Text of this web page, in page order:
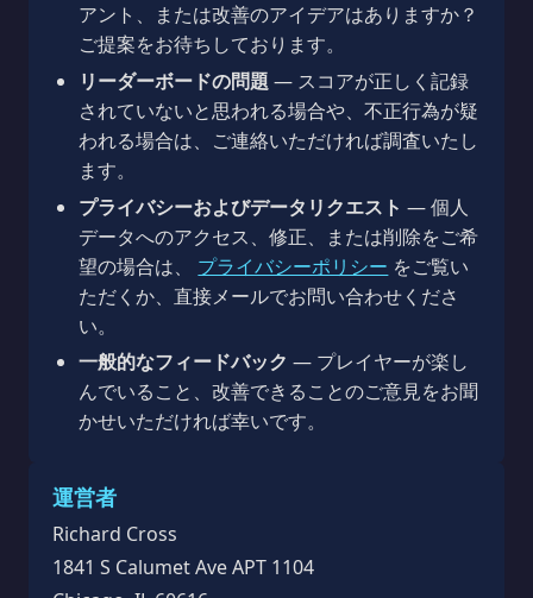
アント、または改善のアイデアはありますか？
ご提案をお待ちしております。
リーダーボードの問題 — スコアが正しく記録
されていないと思われる場合や、不正行為が疑
われる場合は、ご連絡いただければ調査いたし
ます。
プライバシーおよびデータリクエスト — 個人
データへのアクセス、修正、または削除をご希
望の場合は、 プライバシーポリシー をご覧い
ただくか、直接メールでお問い合わせくださ
い。
一般的なフィードバック — プレイヤーが楽し
んでいること、改善できることのご意見をお聞
かせいただければ幸いです。
運営者
Richard Cross
1841 S Calumet Ave APT 1104